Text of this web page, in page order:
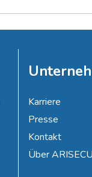
Karriere
Presse
Kontakt
Über